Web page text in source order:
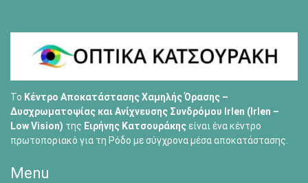
Το Κέντρο Αποκατάστασης Χαμηλής Όρασης –
Δυσχρωματοψίας και Ανίχνευσης Συνδρόμου Irlen (Irlen –
Low Vision) της Ειρήνης Κατσουράκηςείναι ένα κέντρο
πρωτοποριακό για τη Ρόδο με σύγχρονα μέσα αποκατάστασης.
Menu